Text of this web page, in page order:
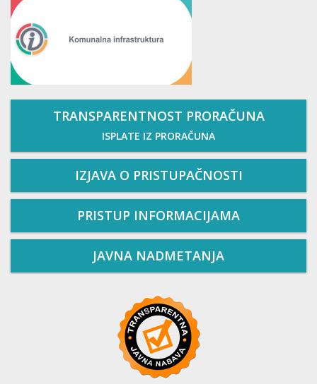
TRANSPARENTNOST PRORAČUNA
ISPLATE IZ PRORAČUNA
IZJAVA O PRISTUPAČNOSTI
PRISTUP INFORMACIJAMA
JAVNA NADMETANJA